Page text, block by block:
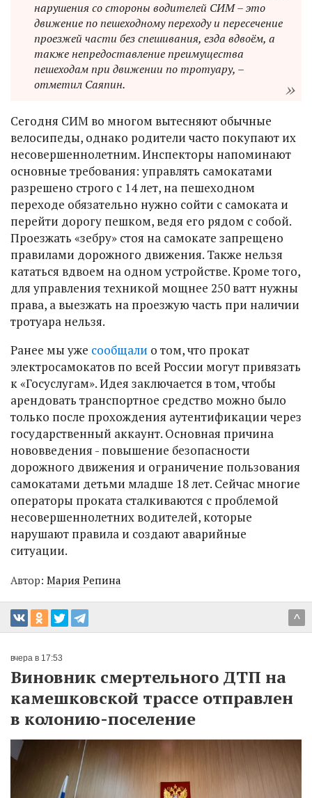
нарушения со стороны водителей СИМ – это
движение по пешеходному переходу и пересечение
проезжей части без спешивания, езда вдвоём, а
также непредоставление преимущества
пешеходам при движении по тротуару, –
отметил Саяпин.
Сегодня СИМ во многом вытесняют обычные
велосипеды, однако родители часто покупают их
несовершеннолетним. Инспекторы напоминают
основные требования: управлять самокатами
разрешено строго с 14 лет, на пешеходном
переходе обязательно нужно сойти с самоката и
перейти дорогу пешком, ведя его рядом с собой.
Проезжать «зебру» стоя на самокате запрещено
правилами дорожного движения. Также нельзя
кататься вдвоем на одном устройстве. Кроме того,
для управления техникой мощнее 250 ватт нужны
права, а выезжать на проезжую часть при наличии
тротуара нельзя.
Ранее мы уже сообщали о том, что прокат
электросамокатов по всей России могут привязать
к «Госуслугам». Идея заключается в том, чтобы
арендовать транспортное средство можно было
только после прохождения аутентификации через
государственный аккаунт. Основная причина
нововведения - повышение безопасности
дорожного движения и ограничение пользования
самокатами детьми младше 18 лет. Сейчас многие
операторы проката сталкиваются с проблемой
несовершеннолетних водителей, которые
нарушают правила и создают аварийные
ситуации.
Автор: Мария Репина
^
вчера в 17:53
Виновник смертельного ДТП на
камешковской трассе отправлен
в колонию-поселение